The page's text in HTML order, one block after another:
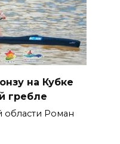
на Кубке
гребле
области Роман